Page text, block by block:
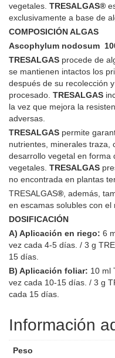
vegetales. TRESALGAS®
exclusivamente a base de
COMPOSICIÓN ALGAS
Ascophylum nodosum
TRESALGAS procede de
se mantienen intactos los
después de su recolección y
procesado. TRESALGAS
la vez que mejora la
adversas.
TRESALGAS permite
nutrientes, minerales traza,
desarrollo vegetal en forma
vegetales. TRESALGAS
no encontrada en plantas
TRESALGAS® , además,
en escamas solubles con el
DOSIFICACIÓN
A) Aplicación en riego: 6
vez cada 4-5 días. / 3 g
15 días.
B) Aplicación foliar: 10 ml
vez cada 10-15 días. / 3 g
cada 15 días.
Información
Peso